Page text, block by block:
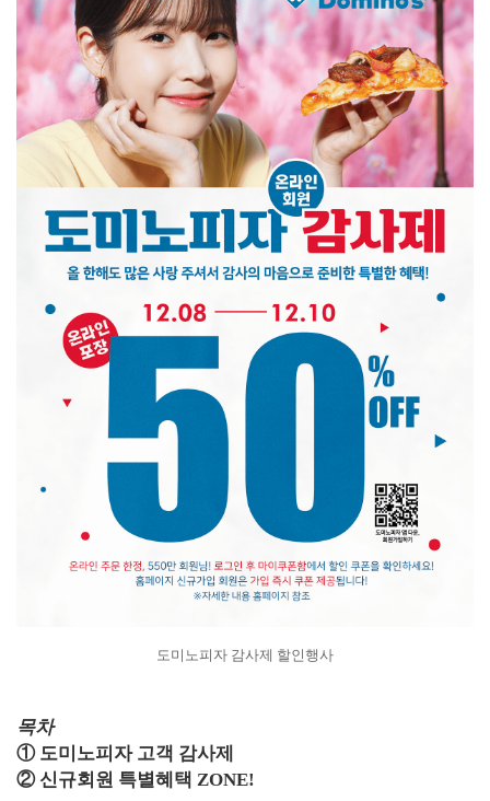
도미노피자 감사제 할인행사
목차
① 도미노피자 고객 감사제
② 신규회원 특별혜택 ZONE!